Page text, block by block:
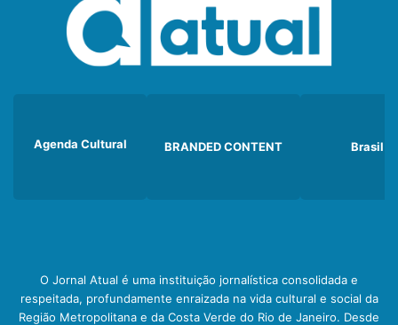
Agenda Cultural BRANDED CONTENT Brasil
O Jornal Atual é uma instituição jornalística consolidada e
respeitada, profundamente enraizada na vida cultural e social da
Região Metropolitana e da Costa Verde do Rio de Janeiro. Desde